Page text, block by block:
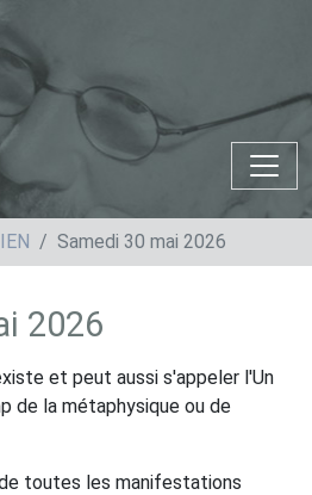
Samedi 30 mai 2026
2026
et peut aussi s'appeler l'Un
de la métaphysique ou de
toutes les manifestations